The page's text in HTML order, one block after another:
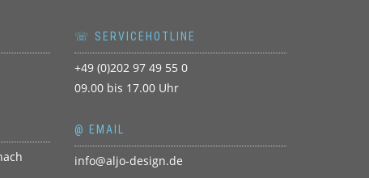
☏ SERVICEHOTLINE
+49 (0)202 97 49 55 0
09.00 bis 17.00 Uhr
@ EMAIL
info@aljo-design.de